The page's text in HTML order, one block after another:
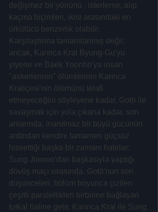
değişmez bir yönünü , isterlerse, alıp
kaçma biçimleri, ikisi arasındaki en
ürkütücü benzerlik olabilir.
Karşılaştırma tamamlanmış değil;
ancak, Karınca Kral Byung-Gu'yu
yiyene ve Baek Yoonho'ya insan
"askerlerinin" ölümlerinin Karınca
Kraliçesi'nin ölümünü telafi
etmeyeceğini söyleyene kadar, Gotō ile
savaşmak için yola çıkana kadar, son
anlarında, inanılmaz bir büyü gücünün
ardından kendini tamamen güçsüz
hissettiği başka bir zamanı hatırlar:
Sung Jinwoo'dan başkasıyla yaptığı
dövüş maçı sırasında. Gotō'nun son
düşünceleri, bölüm boyunca çizilen
çeşitli paralellikleri birbirine bağlayan
tutkal haline gelir. Karınca Kral ile Sung